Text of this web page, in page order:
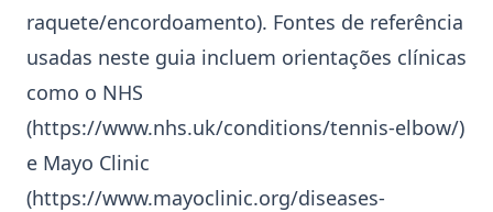
raquete/encordoamento). Fontes de referência
usadas neste guia incluem orientações clínicas
como o NHS
(https://www.nhs.uk/conditions/tennis-elbow/)
e Mayo Clinic
(https://www.mayoclinic.org/diseases-